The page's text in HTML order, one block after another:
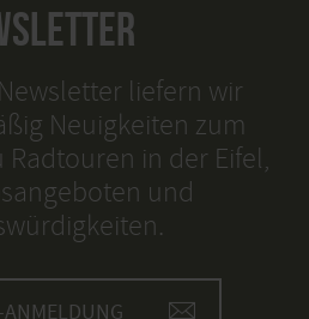
liefern wir
Neuigkeiten zum
in der Eifel,
und
ANMELDUNG